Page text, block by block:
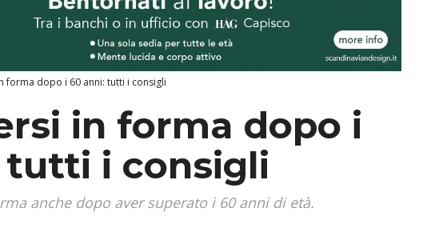
forma dopo i 60 anni: tutti i consigli
in forma dopo i
tutti i consigli
anche dopo aver superato i 60 anni di età.